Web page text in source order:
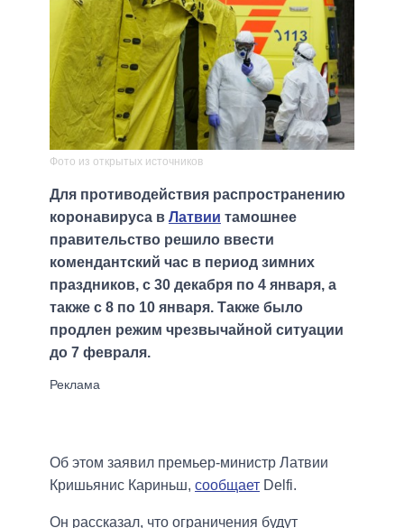
Фото из открытых источников
Для противодействия распространению
коронавируса в Латвии тамошнее
правительство решило ввести
комендантский час в период зимних
праздников, с 30 декабря по 4 января, а
также с 8 по 10 января. Также было
продлен режим чрезвычайной ситуации
до 7 февраля.
Об этом заявил премьер-министр Латвии
Кришьянис Кариньш, сообщает Delfi.
Он рассказал, что ограничения будут